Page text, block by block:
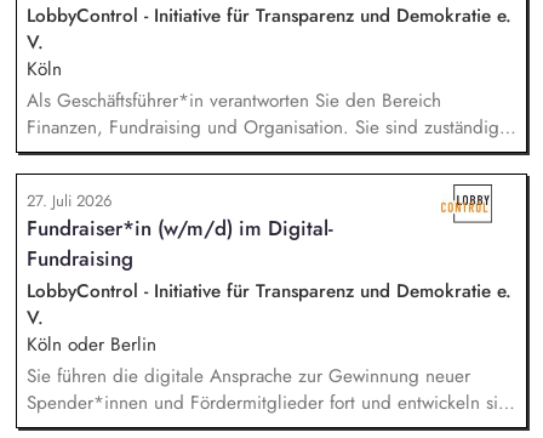
LobbyControl - Initiative für Transparenz und Demokratie e.
V.
Köln
Als Geschäftsführer*in verantworten Sie den Bereich
Finanzen, Fundraising und Organisation. Sie sind zuständig
für die Finanzplanung, das Controlling und die Organisation
des Rechnungswesens. Sie leiten das Fundraising-Team und
entwickeln eine nachhaltige Fundraising Strategie. Sie sind
verantwortlich für das Personalmanagement und die operative
Steuerung von Prozessen zur Organisationsentwicklung.
27. Juli 2026
Fundraiser*in (w/m/d) im Digital-
Fundraising
LobbyControl - Initiative für Transparenz und Demokratie e.
V.
Köln oder Berlin
Sie führen die digitale Ansprache zur Gewinnung neuer
Spender*innen und Fördermitglieder fort und entwickeln sie
weiter. Sie sind verantwortlich für unsere E-Mailings und